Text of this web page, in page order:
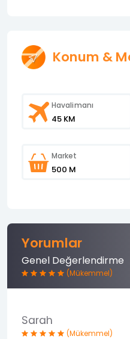
Konum &
Havalimanı
45 KM
Market
500 M
Yorumlar
Genel Değerlendirme
(Mükemmel)
Sarah
(Mükemmel)